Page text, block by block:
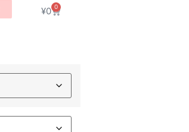
¥0 0